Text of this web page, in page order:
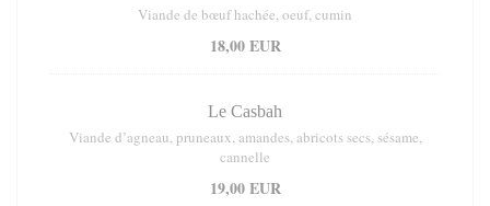
Viande de bœuf hachée, oeuf, cumin
18,00 EUR
Le Casbah
Viande d’agneau, pruneaux, amandes, abricots secs, sésame,
cannelle
19,00 EUR